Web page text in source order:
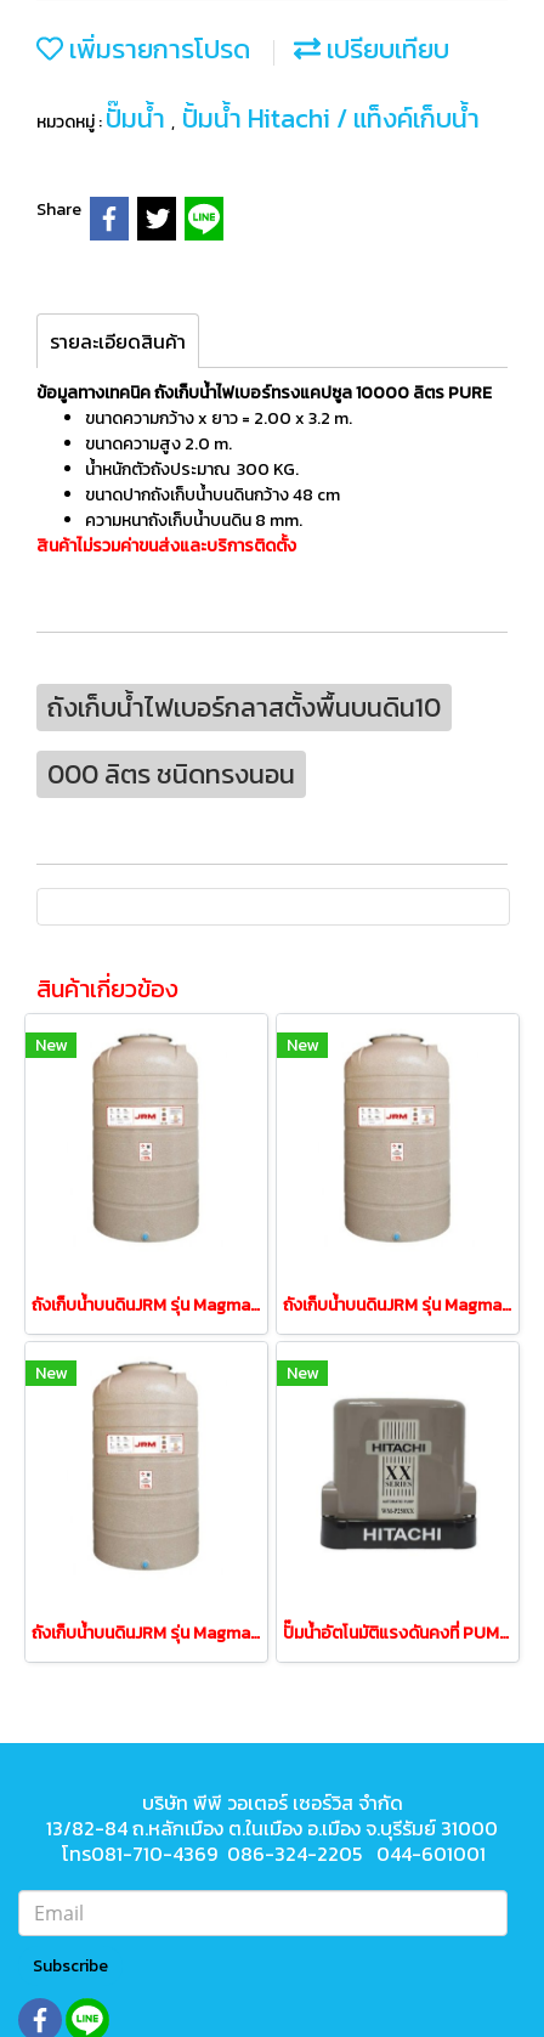
เพิ่มรายการโปรด เปรียบเทียบ
หมวดหมู่ :ปั๊มน้ำ , ปั้มน้ำ Hitachi / แท็งค์เก็บน้ำ
Share
รายละเอียดสินค้า
ข้อมูลทางเทคนิค ถังเก็บน้ำไฟเบอร์ทรงแคปซูล 10000 ลิตร PURE
ขนาดความกว้าง x ยาว = 2.00 x 3.2 m.
ขนาดความสูง 2.0 m.
น้ำหนักตัวถังประมาณ 300 KG.
ขนาดปากถังเก็บน้ำบนดินกว้าง 48 cm
ความหนาถังเก็บน้ำบนดิน 8 mm.
สินค้าไม่รวมค่าขนส่งและบริการติดตั้ง
ถังเก็บน้ำไฟเบอร์กลาสตั้งพื้นบนดิน10
000 ลิตร ชนิดทรงนอน
สินค้าเกี่ยวข้อง
New
ถังเก็บน้ำบนดินJRM รุ่น Magma (CCR)แกรนิตโต้ สีทราย 1500ลิตร
New
ถังเก็บน้ำบนดินJRM รุ่น Magma (CCR)แกรนิตโต้ สีทราย 1000ลิตร
New
ถังเก็บน้ำบนดินJRM รุ่น Magma (CCR)แกรนิตโต้ สีทราย 2000ลิตร
New
ปั๊มน้ำอัตโนมัติแรงดันคงที่ PUMP HITACHI WM-P250XX
บริษัท พีพี วอเตอร์ เซอร์วิส จำกัด
13/82-84 ถ.หลักเมือง ต.ในเมือง อ.เมือง จ.บุรีรัมย์ 31000
โทร081-710-4369 086-324-2205 044-601001
Subscribe